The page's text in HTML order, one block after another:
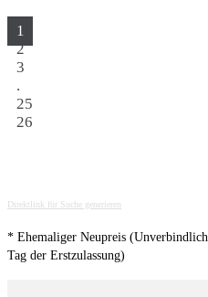
1
2
3
.
25
26
Direktlink für Suche generieren
* Ehemaliger Neupreis
Tag der Erstzulassung)